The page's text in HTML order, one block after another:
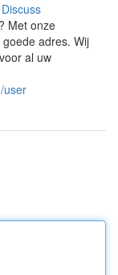
Discuss
Met onze
adres. Wij
al uw
user